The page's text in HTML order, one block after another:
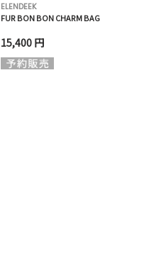
ELENDEEK
FUR BON BON CHARM BAG
15,400 円